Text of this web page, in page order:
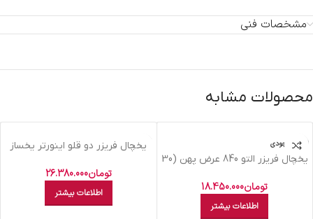
مشخصات فنی
محصولات مشابه
اتمام موجودی
یخچال فریزر التو 840 عرض پهن (30
تومان18.450.000
اطلاعات بیشتر
اتمام موجودی
يخچال فريزر دو قلو اينورتر يخساز
تومان26.380.000
اطلاعات بیشتر